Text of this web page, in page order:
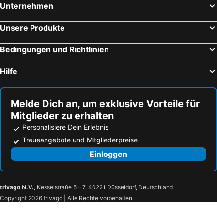
Grand Duka Hotel & Spa
Akropoli Hotel
Supreme Hotel
Perandor
Ajsel Hotel
Hotel Saly
Hotel Alion
Hotel Antalya - Beach Durres
Hotel Klebrido
MondurO Hotel
Festim hotel
Germany
Kein Hotel
Sanremo Hotel Restorant
Rifat Peshkatari Hotel
Hotel Venezia
La Onda Hotel Durres
Palma
Aks Hotel
Vila Belvedere
Rostuša Strandhotels
Unternehmen
Unsere Produkte
Bedingungen und Richtlinien
Hilfe
Melde Dich an, um exklusive Vorteile für
Mitglieder zu erhalten
Personalisiere Dein Erlebnis
Treueangebote und Mitgliederpreise
Einloggen
trivago N.V., Kesselstraße 5 – 7, 40221 Düsseldorf, Deutschland
Copyright 2026 trivago | Alle Rechte vorbehalten.